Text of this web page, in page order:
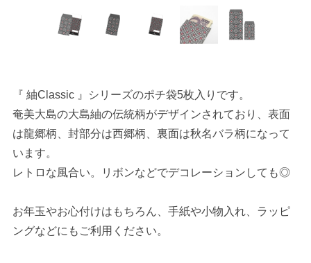
『 紬Classic 』シリーズのポチ袋5枚入りです。
奄美大島の大島紬の伝統柄がデザインされており、表面
は龍郷柄、封部分は西郷柄、裏面は秋名バラ柄になって
います。
レトロな風合い。リボンなどでデコレーションしても◎
お年玉やお心付けはもちろん、手紙や小物入れ、ラッピ
ングなどにもご利用ください。